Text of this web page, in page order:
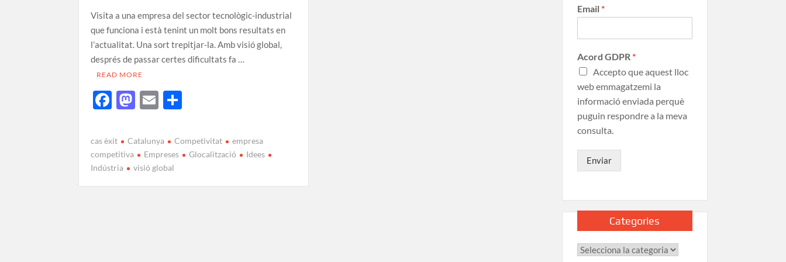
Visita a una empresa del sector tecnològic-industrial
que funciona i està tenint un molt bons resultats en
l’actualitat. Una sort trepitjar-la. Amb visió global,
després de passar certes dificultats fa …
READ MORE
F
e
b
o
o
M
to
d
o
n
E
ail m
p
te
cas èxit Catalunya Competivitat
empresa
competitiva
Empreses Glocalització
Idees
Indústria
visió global
Email *
Acord GDPR *
Accepto que aquest lloc
web emmagatzemi la
informació enviada perquè
puguin respondre a la meva
consulta.
Enviar
Categories